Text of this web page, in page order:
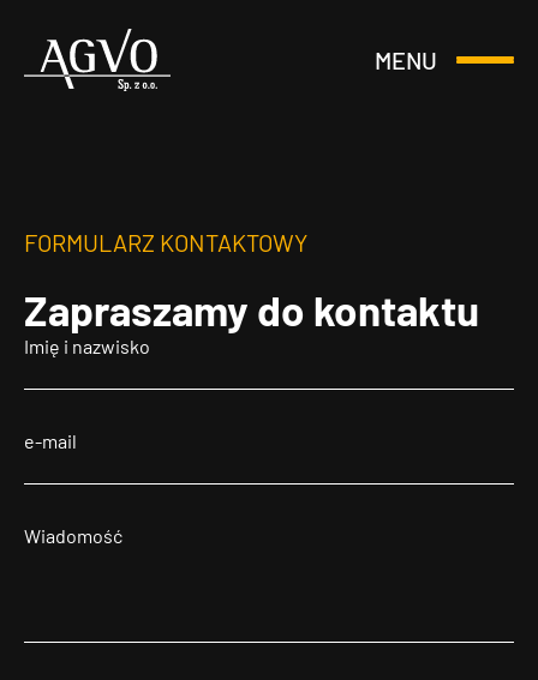
Header
MENU
Otwórz
FORMULARZ KONTAKTOWY
Zapraszamy do kontaktu